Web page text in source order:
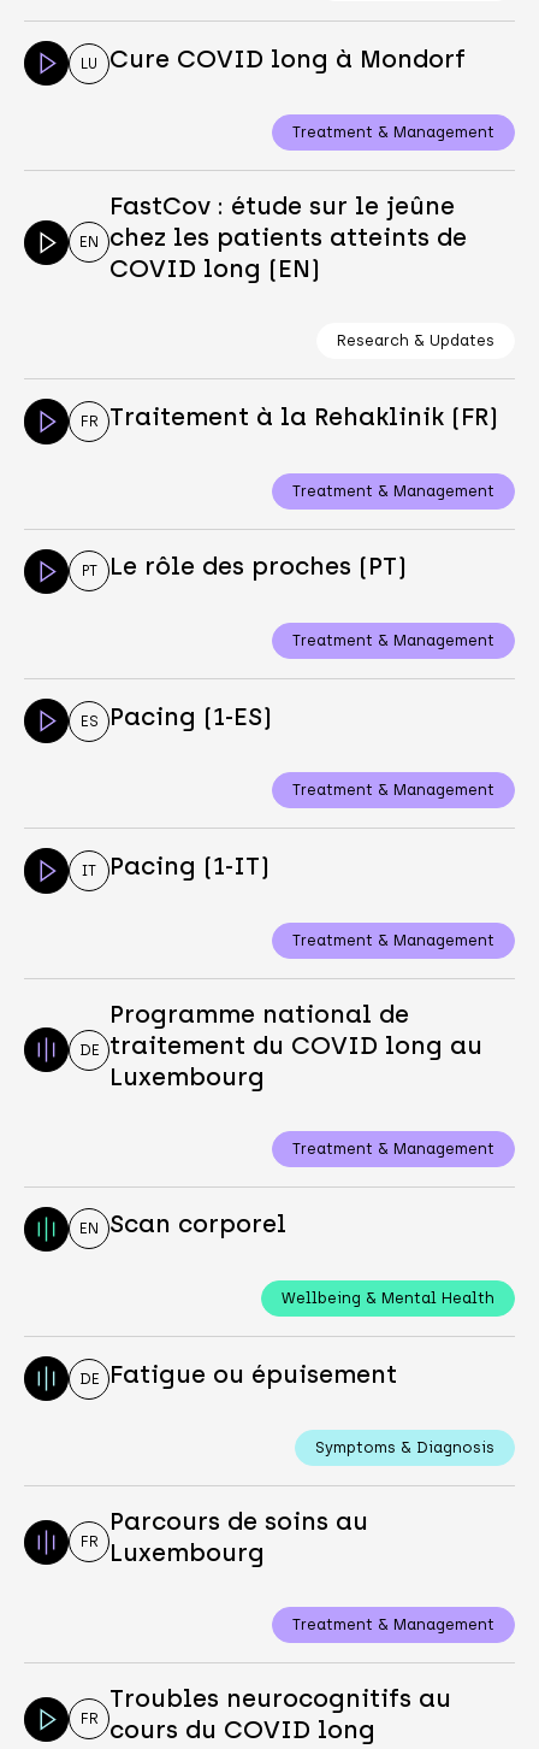
LU Cure COVID long à Mondorf
Treatment & Management
EN
FastCov : étude sur le jeûne
chez les patients atteints de
COVID long (EN)
Research & Updates
FR Traitement à la Rehaklinik (FR)
Treatment & Management
PT Le rôle des proches (PT)
Treatment & Management
ES Pacing (1-ES)
Treatment & Management
IT Pacing (1-IT)
Treatment & Management
DE
Programme national de
traitement du COVID long au
Luxembourg
Treatment & Management
EN Scan corporel
Wellbeing & Mental Health
DE Fatigue ou épuisement
Symptoms & Diagnosis
FR
Parcours de soins au
Luxembourg
Treatment & Management
FR
Troubles neurocognitifs au
cours du COVID long